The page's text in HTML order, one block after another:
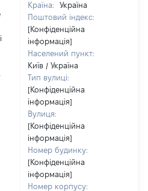
Країна:
Україна
Поштовий індекс:
[Конфіденційна
інформація]
Населений пункт:
Київ / Україна
Тип вулиці:
[Конфіденційна
інформація]
Вулиця:
[Конфіденційна
інформація]
Номер будинку:
[Конфіденційна
інформація]
Номер корпусу: